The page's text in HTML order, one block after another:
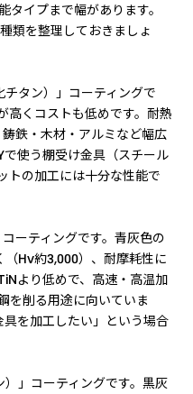
イプまで幅があります。
類を整理しておきましょ
タン）」コーティングで
高くコストも低めです。耐熱
鉄・木材・アルミなど幅広
使う棚受け金具（スチール
トの加工には十分な性能で
ーティングです。青灰色の
Hv約3,000）、耐摩耗性に
より低めで、高速・高温加
を削る用途に向いていま
を加工したい」という場合
」コーティングです。黒灰